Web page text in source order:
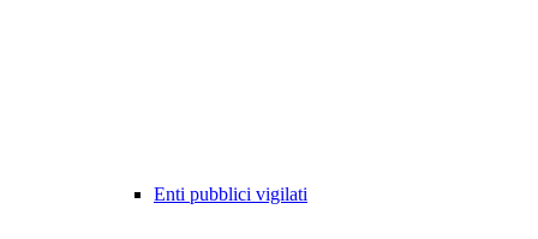
Enti pubblici vigilati